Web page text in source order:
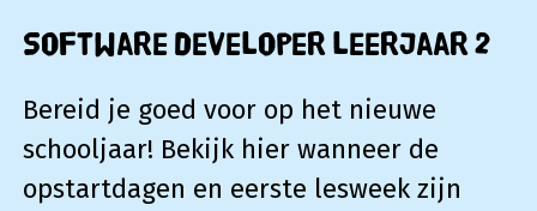
Software developer leerjaar 2
Bereid je goed voor op het nieuwe
schooljaar! Bekijk hier wanneer de
opstartdagen en eerste lesweek zijn